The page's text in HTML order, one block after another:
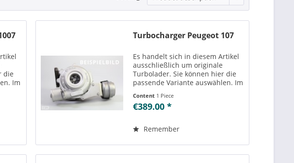
die
Im
zu
Turbocharger Peugeot 107
Es handelt sich in diesem Artikel
ausschließlich um originale
Turbolader. Sie können hier die
passende Variante auswählen. Im
Teilenummern“ können Sie die zu
der ausgewählten Variante
einsehen....
Content 1 Piece
€389.00 *
Remember